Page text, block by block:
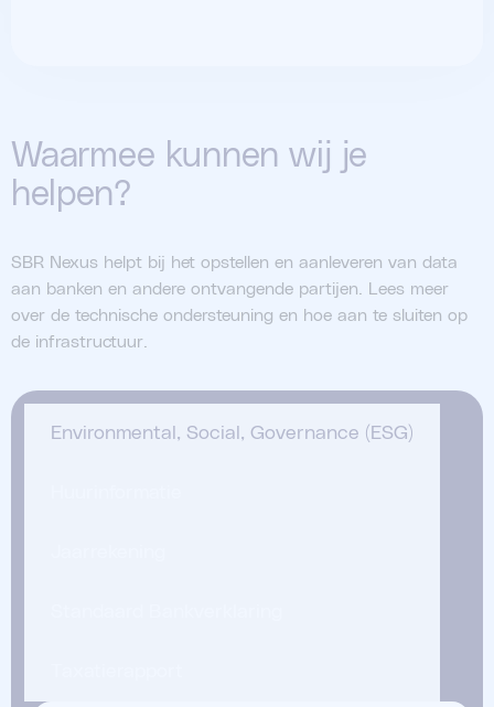
Waarmee kunnen wij je
helpen?
SBR Nexus helpt bij het opstellen en aanleveren van data
aan banken en andere ontvangende partijen. Lees meer
over de technische ondersteuning en hoe aan te sluiten op
de infrastructuur.
Environmental, Social, Governance (ESG)